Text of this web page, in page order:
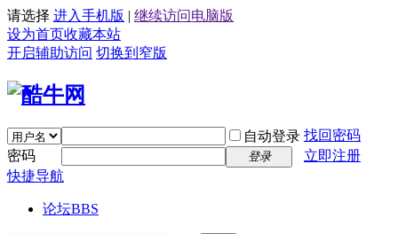
请选择 进入手机版 | 继续访问电脑版
设为首页收藏本站
开启辅助访问 切换到窄版
自动登录 找回密码
密码
登录
立即注册
快捷导航
论坛BBS